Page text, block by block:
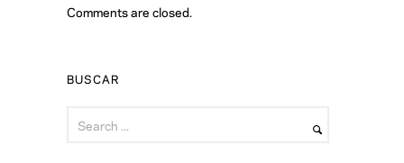
Comments are closed.
BUSCAR